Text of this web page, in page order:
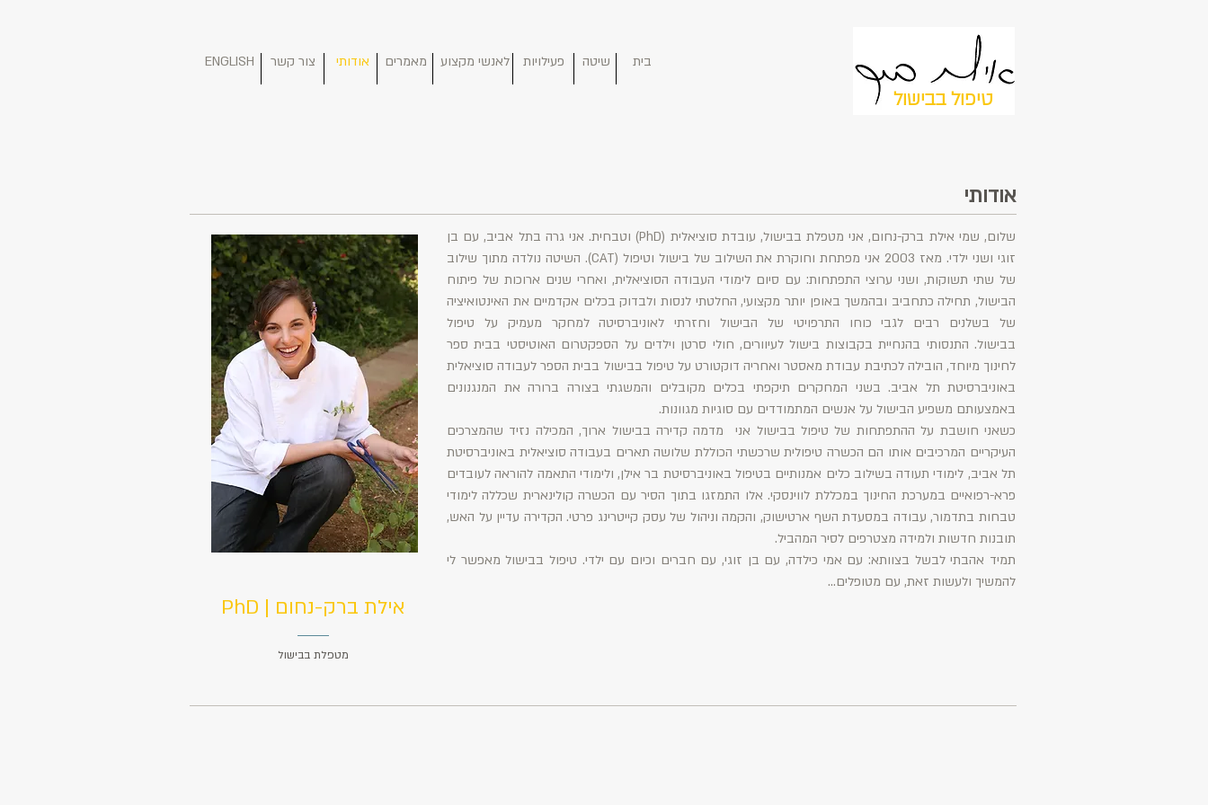
ENGLISH בית שיטה פעילויות לאנשי מקצוע מאמרים אודותי צור קשר
טיפול בבישול
אודותי
אילת ברק-נחום | PhD
שלום, שמי אילת ברק-נחום, אני מטפלת בבישול, עובדת סוציאלית (PhD) וטבחית. אני גרה בתל אביב, עם בן
זוגי ושני ילדי. מאז 2003 אני מפתחת וחוקרת את השילוב של בישול וטיפול (CAT). השיטה נולדה מתוך שילוב
של שתי תשוקות, ושני ערוצי התפתחות: עם סיום לימודי העבודה הסוציאלית, ואחרי שנים ארוכות של פיתוח
הבישול, תחילה כתחביב ובהמשך באופן יותר מקצועי, החלטתי לנסות ולבדוק בכלים אקדמיים את האינטואיציה
של בשלנים רבים לגבי כוחו התרפויטי של הבישול וחזרתי לאוניברסיטה למחקר מעמיק על טיפול
בבישול. התנסותי בהנחיית בקבוצות בישול לעיוורים, חולי סרטן וילדים על הספקטרום האוטיסטי בבית ספר
לחינוך מיוחד, הובילה לכתיבת עבודת מאסטר ואחריה דוקטורט על טיפול בבישול בבית הספר לעבודה סוציאלית
באוניברסיטת תל אביב. בשני המחקרים תיקפתי בכלים מקובלים והמשגתי בצורה ברורה את המנגנונים
באמצעותם משפיע הבישול על אנשים המתמודדים עם סוגיות מגוונות.
כשאני חושבת על ההתפתחות של טיפול בבישול אני מדמה קדירה בבישול ארוך, המכילה נזיד שהמצרכים
העיקריים המרכיבים אותו הם הכשרה טיפולית שרכשתי הכוללת שלושה תארים בעבודה סוציאלית באוניברסיטת
תל אביב, לימודי תעודה בשילוב כלים אמנותיים בטיפול באוניברסיטת בר אילן, ולימודי התאמה להוראה לעובדים
פרא-רפואיים במערכת החינוך במכללת לווינסקי. אלו התמזגו בתוך הסיר עם הכשרה קולינארית שכללה לימודי
טבחות בתדמור, עבודה במסעדת השף ארטישוק, והקמה וניהול של עסק קייטרינג פרטי. הקדירה עדיין על האש,
תובנות חדשות ולמידה מצטרפים לסיר המהביל.
תמיד אהבתי לבשל בצוותא: עם אמי כילדה, עם בן זוגי, עם חברים וכיום עם ילדי. טיפול בבישול מאפשר לי
להמשיך ולעשות זאת, עם מטופלים...
מטפלת בבישול